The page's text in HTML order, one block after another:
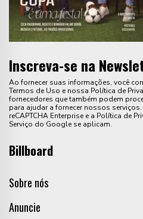
Inscreva-se na
Ao fornecer suas informações, você
Termos de Uso e nossa Política de
fornecedores que também podem
para ajudar a fornecer nossos
reCAPTCHA Enterprise e a Política de
Serviço do Google se aplicam.
Billboard
Sobre nós
Anuncie